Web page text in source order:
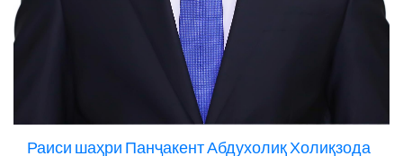
Раиси шаҳри Панҷакент Абдухолиқ Холиқзода